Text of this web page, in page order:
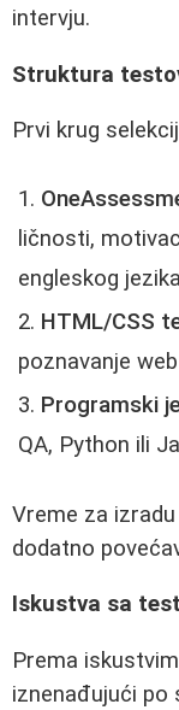
intervju.
Struktura
Prvi krug
ličnosti,
engleskog jezika
HTML/CSS
poznavanje
Programski
QA, Python ili
Vreme za
dodatno
Iskustva sa
Prema
iznenađujući po